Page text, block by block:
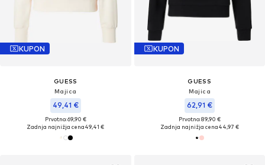
KUPON
GUESS
Majica
49,41 €
Prvotno: 69,90 €
Zadnja najnižja cena49,41 €
KUPON
GUESS
Majica
62,91 €
Prvotno: 89,90 €
Zadnja najnižja cena44,97 €